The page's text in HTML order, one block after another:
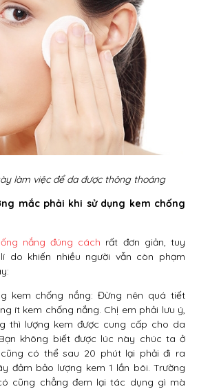
làm việc để da được thông thoáng
mắc phải khi sử dụng kem chống
nắng đúng cách rất đơn giản, tuy
do khiến nhiều người vẫn còn phạm
kem chống nắng: Đừng nên quá tiết
ít kem chống nắng. Chị em phải lưu ý,
thì lượng kem được cung cấp cho da
không biết được lúc này chúc ta ở
có thể sau 20 phút lại phải đi ra
đảm bảo lượng kem 1 lần bôi. Trường
cũng chẳng đem lại tác dụng gì mà